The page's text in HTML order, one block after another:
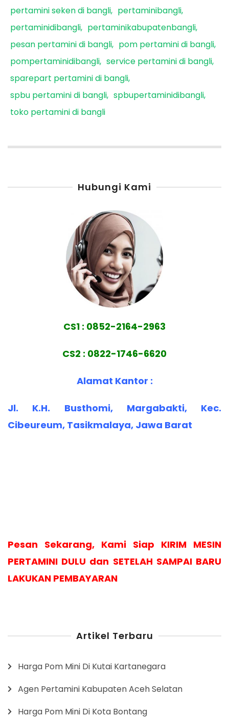
pertamini seken di bangli
pertaminibangli
pertaminidibangli
pertaminikabupatenbangli
pesan pertamini di bangli
pom pertamini di bangli
pompertaminidibangli service pertamini di bangli
sparepart pertamini di bangli
spbu pertamini di bangli spbupertaminidibangli
toko pertamini di bangli
Hubungi Kami
CS1 : 0852-2164-2963
CS2 : 0822-1746-6620
Alamat Kantor :
Jl. K.H. Busthomi, Margabakti, Kec.
Cibeureum, Tasikmalaya, Jawa Barat
Pesan Sekarang, Kami Siap KIRIM MESIN
PERTAMINI DULU dan SETELAH SAMPAI BARU
LAKUKAN PEMBAYARAN
Artikel Terbaru
Harga Pom Mini Di Kutai Kartanegara
Agen Pertamini Kabupaten Aceh Selatan
Harga Pom Mini Di Kota Bontang